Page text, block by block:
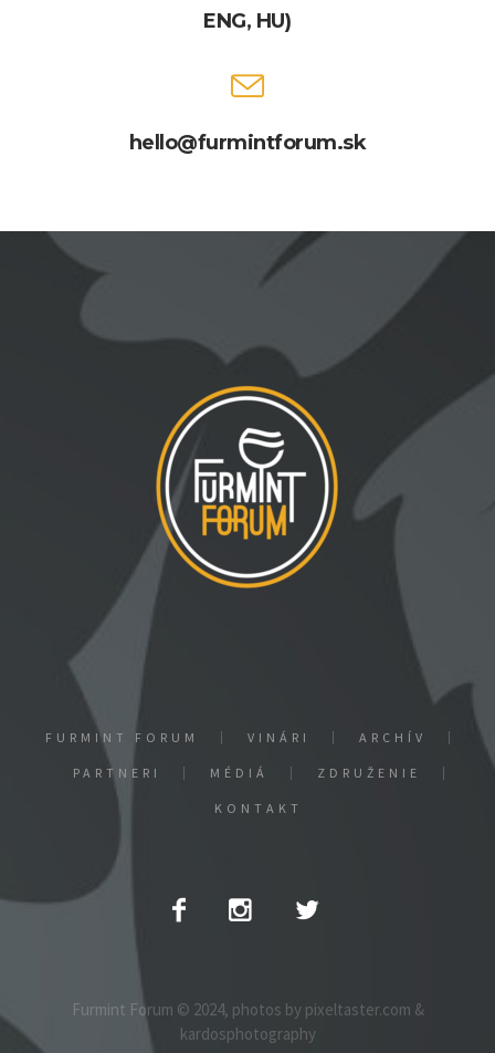
ENG, HU)
hello@furmintforum.sk
FURMINT FORUM VINÁRI ARCHÍV
PARTNERI MÉDIÁ ZDRUŽENIE
KONTAKT
Furmint Forum © 2024, photos by pixeltaster.com &
kardosphotography